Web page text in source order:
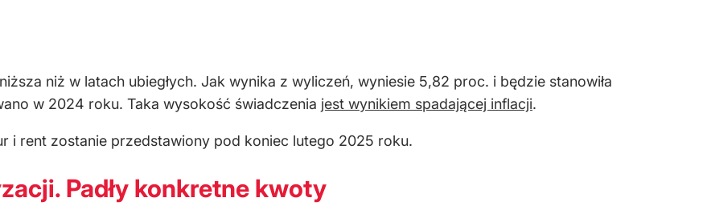
niż w latach ubiegłych. Jak wynika z wyliczeń, wyniesie 5,82 proc. i będzie stanowiła
w 2024 roku. Taka wysokość świadczenia jest wynikiem spadającej inflacji.
i rent zostanie przedstawiony pod koniec lutego 2025 roku.
Padły konkretne kwoty